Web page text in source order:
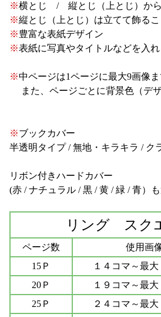
※横とじ / 縦とじ（上とじ） か
※縦とじ（上とじ）は立てて飾る
※豊富な表紙デザイン
※表紙に写真やタイトルなどを入
※中ページは1ページに最大9画像
また、ページごとに背景色（デ
※ブックカバー
半透明タイプ / 無地・キラキラ / ク
リボン付きハードカバー
(赤 / ナチュラル / 黒 / 黄 / 緑 / 青）
リング スク
ページ数
使用画
15Ｐ
１４コマ～最
20Ｐ
１９コマ～最
25Ｐ
２４コマ～最